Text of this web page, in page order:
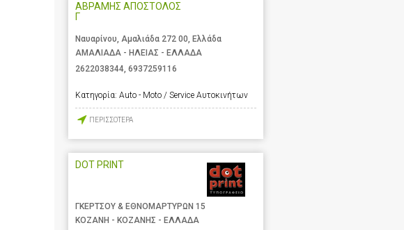
ΑΒΡΑΜΗΣ ΑΠΟΣΤΟΛΟΣ
Γ
Ναυαρίνου, Αμαλιάδα 272 00, Ελλάδα
ΑΜΑΛΙΑΔΑ - ΗΛΕΙΑΣ - ΕΛΛΑΔΑ
2622038344, 6937259116
Κατηγορία: Auto - Moto / Service Αυτοκινήτων
ΠΕΡΙΣΣΟΤΕΡΑ
DOT PRINT
ΓΚΕΡΤΣΟΥ & ΕΘΝΟΜΑΡΤΥΡΩΝ 15
ΚΟΖΑΝΗ - ΚΟΖΑΝΗΣ - ΕΛΛΑΔΑ